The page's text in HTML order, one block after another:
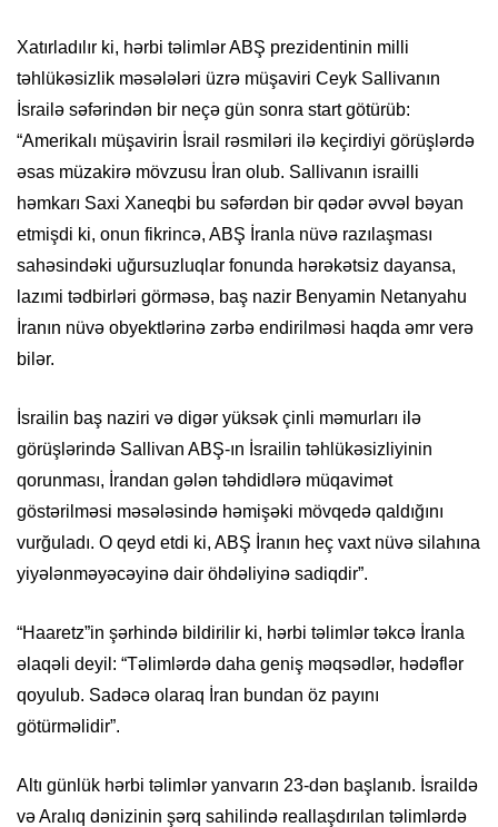
Xatırladılır ki, hərbi təlimlər ABŞ prezidentinin milli
təhlükəsizlik məsələləri üzrə müşaviri Ceyk Sallivanın
İsrailə səfərindən bir neçə gün sonra start götürüb:
“Amerikalı müşavirin İsrail rəsmiləri ilə keçirdiyi görüşlərdə
əsas müzakirə mövzusu İran olub. Sallivanın israilli
həmkarı Saxi Xaneqbi bu səfərdən bir qədər əvvəl bəyan
etmişdi ki, onun fikrincə, ABŞ İranla nüvə razılaşması
sahəsindəki uğursuzluqlar fonunda hərəkətsiz dayansa,
lazımi tədbirləri görməsə, baş nazir Benyamin Netanyahu
İranın nüvə obyektlərinə zərbə endirilməsi haqda əmr verə
bilər.
İsrailin baş naziri və digər yüksək çinli məmurları ilə
görüşlərində Sallivan ABŞ-ın İsrailin təhlükəsizliyinin
qorunması, İrandan gələn təhdidlərə müqavimət
göstərilməsi məsələsində həmişəki mövqedə qaldığını
vurğuladı. O qeyd etdi ki, ABŞ İranın heç vaxt nüvə silahına
yiyələnməyəcəyinə dair öhdəliyinə sadiqdir”.
“Haaretz”in şərhində bildirilir ki, hərbi təlimlər təkcə İranla
əlaqəli deyil: “Təlimlərdə daha geniş məqsədlər, hədəflər
qoyulub. Sadəcə olaraq İran bundan öz payını
götürməlidir”.
Altı günlük hərbi təlimlər yanvarın 23-dən başlanıb. İsraildə
və Aralıq dənizinin şərq sahilində reallaşdırılan təlimlərdə